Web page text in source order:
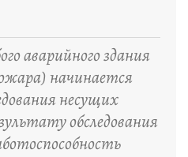
аварийного здания
начинается
несущих
обследования